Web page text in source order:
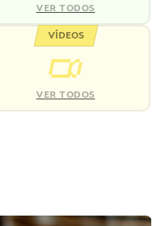
VER TODOS
VÍDEOS
VER TODOS